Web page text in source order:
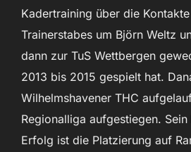
Kadertraining über die
Trainerstabes um Björn Weltz
dann zur TuS Wettbergen
2013 bis 2015 gespielt hat.
Wilhelmshavener THC
Regionalliga aufgestiegen.
Erfolg ist die Platzierung auf